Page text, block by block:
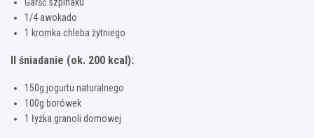
1/4 awokado
1 kromka chleba żytniego
II śniadanie (ok. 200 kcal):
150g jogurtu naturalnego
100g borówek
1 łyżka granoli domowej